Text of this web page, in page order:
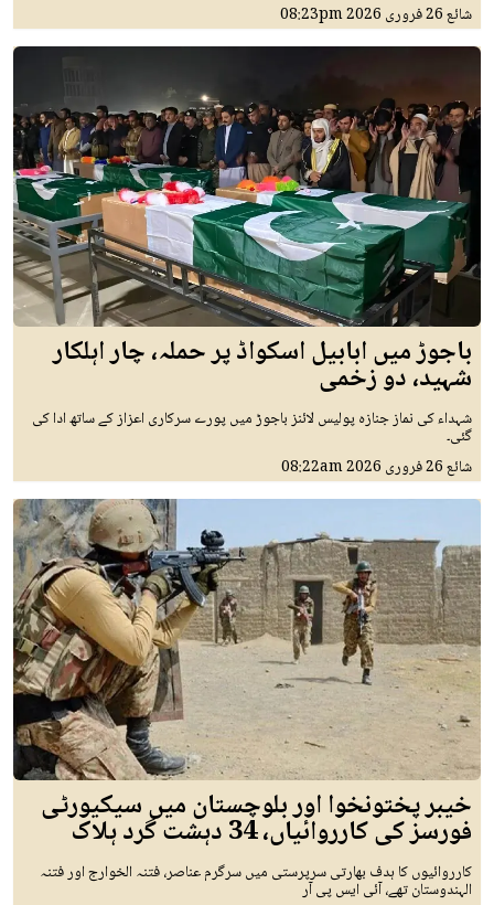
شائع26 فروری 2026 08:23pm
باجوڑ میں ابابیل اسکواڈ پر حملہ، چار اہلکار
شہید، دو زخمی
شہداء کی نماز جنازہ پولیس لائنز باجوڑ میں پورے سرکاری اعزاز کے ساتھ ادا کی
گئی۔
شائع26 فروری 2026 08:22am
خیبر پختونخوا اور بلوچستان میں سیکیورٹی
فورسز کی کارروائیاں، 34 دہشت گرد ہلاک
کارروائیوں کا ہدف بھارتی سرپرستی میں سرگرم عناصر، فتنہ الخوارج اور فتنہ
الہندوستان تھے، آئی ایس پی آر